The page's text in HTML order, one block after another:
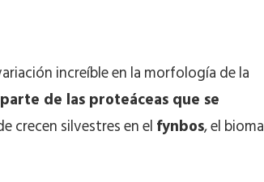
increíble en la morfología de la
de las proteáceas que se
crecen silvestres en elfynbos, el bioma